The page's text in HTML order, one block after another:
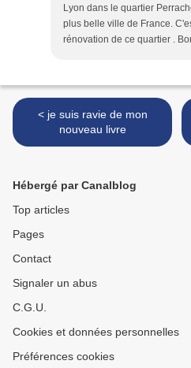
Lyon dans le quartier
plus belle ville de France.
rénovation de ce quartier .
< je suis ravie de mon
nouveau livre
Hébergé par Canalblog
Top articles
Pages
Contact
Signaler un abus
C.G.U.
Cookies et données personnelles
Préférences cookies